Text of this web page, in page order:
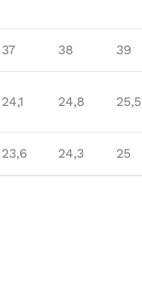
37 38 39
24,1 24,8 25,5
23,6 24,3 25